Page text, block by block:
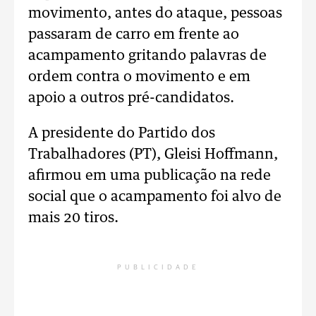
movimento, antes do ataque, pessoas
passaram de carro em frente ao
acampamento gritando palavras de
ordem contra o movimento e em
apoio a outros pré-candidatos.
A presidente do Partido dos
Trabalhadores (PT), Gleisi Hoffmann,
afirmou em uma publicação na rede
social que o acampamento foi alvo de
mais 20 tiros.
PUBLICIDADE